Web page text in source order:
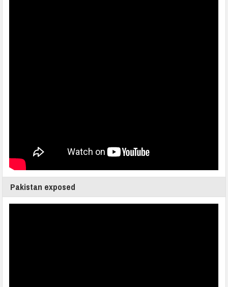
Pakistan exposed